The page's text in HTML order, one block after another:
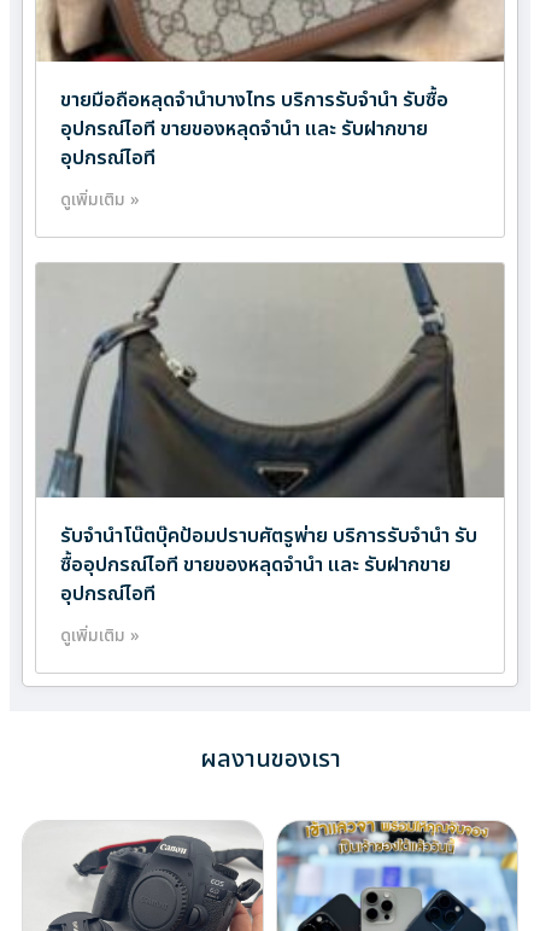
ขายมือถือหลุดจำนำบางไทร บริการรับจำนำ รับซื้อ
อุปกรณ์ไอที ขายของหลุดจำนำ และ รับฝากขาย
อุปกรณ์ไอที
ดูเพิ่มเติม »
รับจำนำโน๊ตบุ๊คป้อมปราบศัตรูพ่าย บริการรับจำนำ รับ
ซื้ออุปกรณ์ไอที ขายของหลุดจำนำ และ รับฝากขาย
อุปกรณ์ไอที
ดูเพิ่มเติม »
ผลงานของเรา